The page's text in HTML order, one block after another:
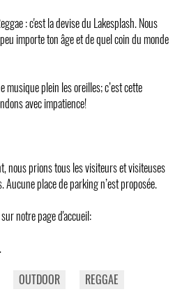
: c'est la devise du Lakesplash. Nous
importe ton âge et de quel coin du monde
musique plein les oreilles; c’est cette
avec impatience!
nous prions tous les visiteurs et visiteuses
place de parking n’est proposée.
notre page d'accueil:
OUTDOOR
REGGAE